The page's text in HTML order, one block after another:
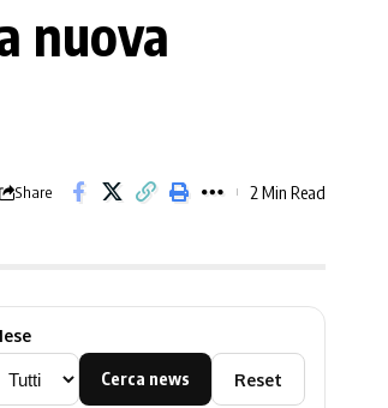
nuova
Share 2 Min Read
Cerca news Reset